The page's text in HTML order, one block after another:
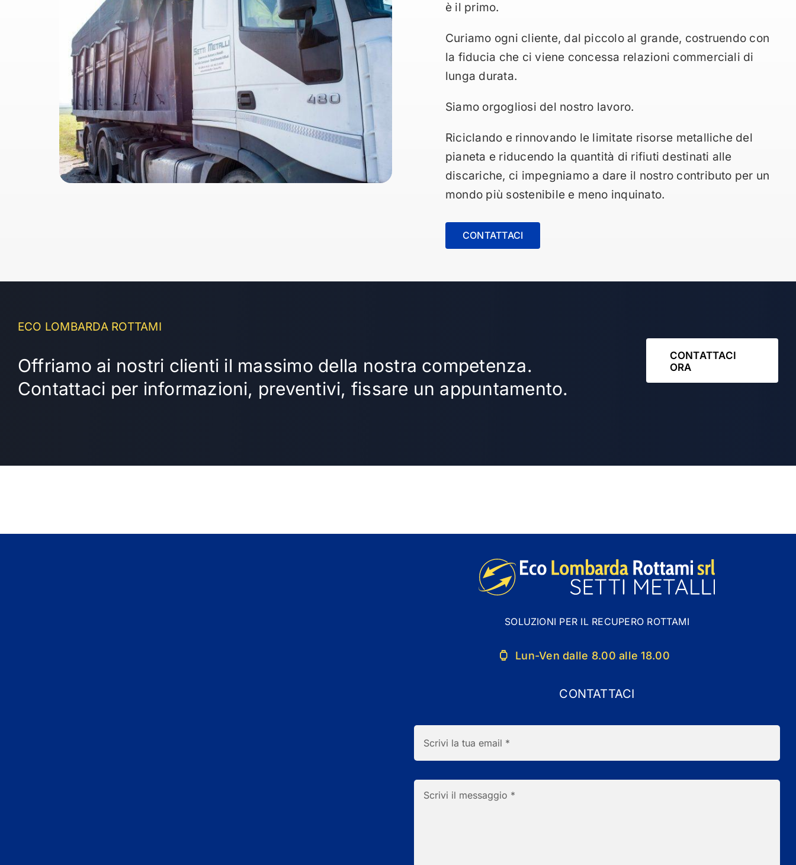
è il primo.
Curiamo ogni cliente, dal piccolo al grande, costruendo con
la fiducia che ci viene concessa relazioni commerciali di
lunga durata.
Siamo orgogliosi del nostro lavoro.
Riciclando e rinnovando le limitate risorse metalliche del
pianeta e riducendo la quantità di rifiuti destinati alle
discariche, ci impegniamo a dare il nostro contributo per un
mondo più sostenibile e meno inquinato.
CONTATTACI
ECO LOMBARDA ROTTAMI
Offriamo ai nostri clienti il massimo della nostra competenza.
Contattaci per informazioni, preventivi, fissare un appuntamento.
CONTATTACI
ORA
SOLUZIONI PER IL RECUPERO ROTTAMI
Lun-Ven dalle 8.00 alle 18.00
CONTATTACI